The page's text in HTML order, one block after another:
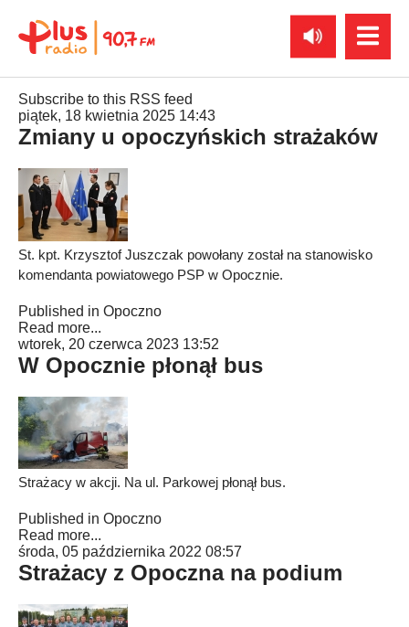
Subscribe to this RSS feed
piątek, 18 kwietnia 2025 14:43
Zmiany u opoczyńskich strażaków
St. kpt. Krzysztof Juszczak powołany został na stanowisko
komendanta powiatowego PSP w Opocznie.
Published in Opoczno
Read more...
wtorek, 20 czerwca 2023 13:52
W Opocznie płonął bus
Strażacy w akcji. Na ul. Parkowej płonął bus.
Published in Opoczno
Read more...
środa, 05 października 2022 08:57
Strażacy z Opoczna na podium